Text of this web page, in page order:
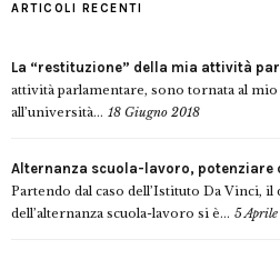
ARTICOLI RECENTI
La “restituzione” della mia attività
attività parlamentare, sono tornata al
all’università... 18 Giugno 2018
Alternanza scuola-lavoro, potenziare
Partendo dal caso dell’Istituto Da Vinci, il
dell’alternanza scuola-lavoro si è... 5